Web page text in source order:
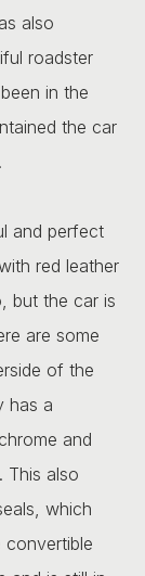
also
roadster
in the
the car
and perfect
red leather
but the car is
are some
of the
has a
and
This also
which
convertible